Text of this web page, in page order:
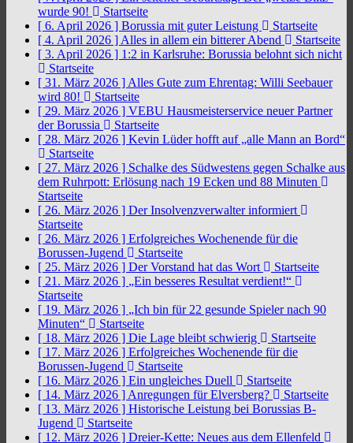
wurde 90!
Startseite
[ 6. April 2026 ] Borussia mit guter Leistung
Startseite
[ 4. April 2026 ] Alles in allem ein bitterer Abend
Startseite
[ 3. April 2026 ] 1:2 in Karlsruhe: Borussia belohnt sich nicht
Startseite
[ 31. März 2026 ] Alles Gute zum Ehrentag: Willi Seebauer
wird 80!
Startseite
[ 29. März 2026 ] VEBU Hausmeisterservice neuer Partner
der Borussia
Startseite
[ 28. März 2026 ] Kevin Lüder hofft auf „alle Mann an Bord“
Startseite
[ 27. März 2026 ] Schalke des Südwestens gegen Schalke aus
dem Ruhrpott: Erlösung nach 19 Ecken und 88 Minuten
Startseite
[ 26. März 2026 ] Der Insolvenzverwalter informiert
Startseite
[ 26. März 2026 ] Erfolgreiches Wochenende für die
Borussen-Jugend
Startseite
[ 25. März 2026 ] Der Vorstand hat das Wort
Startseite
[ 21. März 2026 ] „Ein besseres Resultat verdient!“
Startseite
[ 19. März 2026 ] „Ich bin für 22 gesunde Spieler nach 90
Minuten“
Startseite
[ 18. März 2026 ] Die Lage bleibt schwierig
Startseite
[ 17. März 2026 ] Erfolgreiches Wochenende für die
Borussen-Jugend
Startseite
[ 16. März 2026 ] Ein ungleiches Duell
Startseite
[ 14. März 2026 ] Anregungen für Elversberg?
Startseite
[ 13. März 2026 ] Historische Leistung bei Borussias B-
Jugend
Startseite
[ 12. März 2026 ] Dreier-Kette: Neues aus dem Ellenfeld